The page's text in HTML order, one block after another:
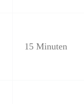
15 Minuten